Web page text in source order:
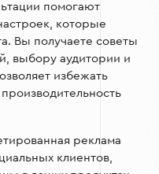
помогают
которые
Вы получаете советы
выбору аудитории и
избежать
реклама
клиентов,